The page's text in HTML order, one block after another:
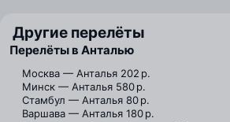
Другие перелёты
Перелёты в Анталью
Москва — Анталья 202 р.
Минск — Анталья 580 р.
Стамбул — Анталья 80 р.
Варшава — Анталья 180 р.